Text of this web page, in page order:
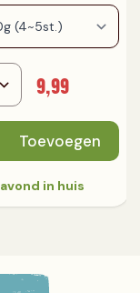
9,99
Toevoegen
in huis